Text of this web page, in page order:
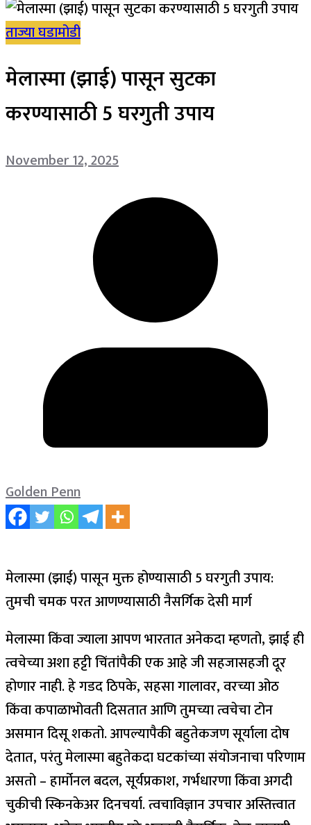
ताज्या घडामोडी
मेलास्मा (झाई) पासून सुटका
करण्यासाठी 5 घरगुती उपाय
November 12, 2025
Golden Penn
मेलास्मा (झाई) पासून मुक्त होण्यासाठी 5 घरगुती उपाय:
तुमची चमक परत आणण्यासाठी नैसर्गिक देसी मार्ग
मेलास्मा किंवा ज्याला आपण भारतात अनेकदा म्हणतो, झाई ही
त्वचेच्या अशा हट्टी चिंतांपैकी एक आहे जी सहजासहजी दूर
होणार नाही. हे गडद ठिपके, सहसा गालावर, वरच्या ओठ
किंवा कपाळाभोवती दिसतात आणि तुमच्या त्वचेचा टोन
असमान दिसू शकतो. आपल्यापैकी बहुतेकजण सूर्याला दोष
देतात, परंतु मेलास्मा बहुतेकदा घटकांच्या संयोजनाचा परिणाम
असतो – हार्मोनल बदल, सूर्यप्रकाश, गर्भधारणा किंवा अगदी
चुकीची स्किनकेअर दिनचर्या. त्वचाविज्ञान उपचार अस्तित्त्वात